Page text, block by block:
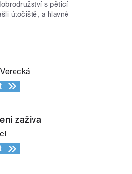
s pěticí
útočiště, a hlavně
zaživa